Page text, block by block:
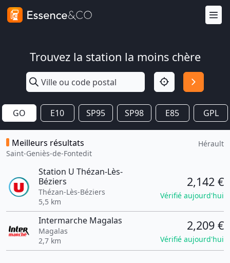
Trouvez la station la moins chère
GO E10 SP95 SP98 E85 GPL
Meilleurs résultats
Saint-Geniès-de-Fontedit
Hérault
Station U Thézan-Lès-
Béziers
Thézan-Lès-Béziers
5,5 km
2,142 €
Vérifié aujourd'hui
Intermarche Magalas
Magalas
2,7 km
2,209 €
Vérifié aujourd'hui